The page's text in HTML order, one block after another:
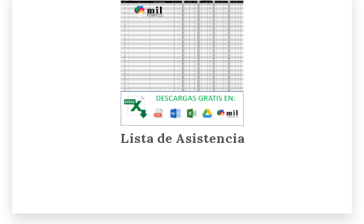
Lista de Asistencia